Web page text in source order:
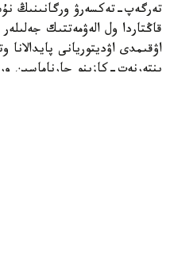
قاڭتاردا ول الەۋمەتتىك
اۋقىمدى اۋديتوريانى
ينتەرنەت-كازينو جارناماسىن